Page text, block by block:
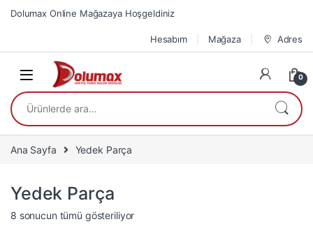
Skip to navigation
Skip to content
Dolumax Online Mağazaya Hoşgeldiniz
Hesabım Mağaza Adres
0
Ara:
Ana Sayfa Yedek Parça
Yedek Parça
8 sonucun tümü gösteriliyorEn çok oy alana göre sıralandı